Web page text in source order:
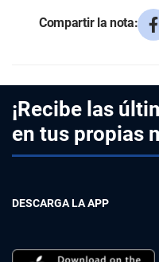
Compartir la nota:
¡Recibe las
en tus propias
DESCARGA LA APP